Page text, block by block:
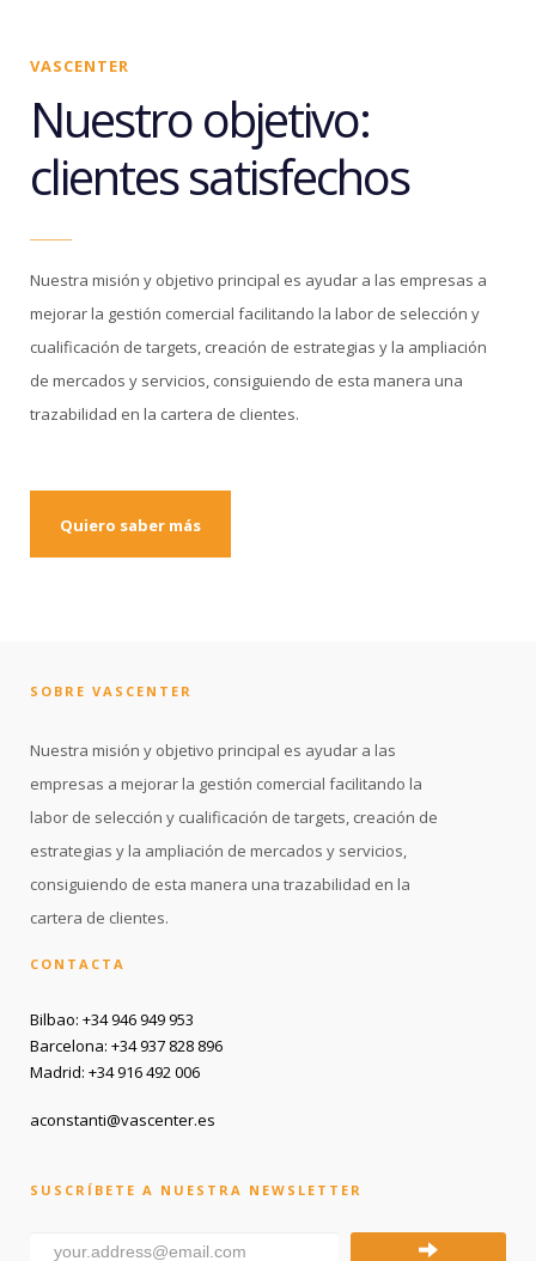
VASCENTER
Nuestro objetivo:
clientes satisfechos
Nuestra misión y objetivo principal es ayudar a las empresas a
mejorar la gestión comercial facilitando la labor de selección y
cualificación de targets, creación de estrategias y la ampliación
de mercados y servicios, consiguiendo de esta manera una
trazabilidad en la cartera de clientes.
Quiero saber más
SOBRE VASCENTER
Nuestra misión y objetivo principal es ayudar a las
empresas a mejorar la gestión comercial facilitando la
labor de selección y cualificación de targets, creación de
estrategias y la ampliación de mercados y servicios,
consiguiendo de esta manera una trazabilidad en la
cartera de clientes.
CONTACTA
Bilbao: +34 946 949 953
Barcelona: +34 937 828 896
Madrid: +34 916 492 006
aconstanti@vascenter.es
SUSCRÍBETE A NUESTRA NEWSLETTER